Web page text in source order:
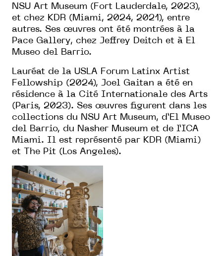
NSU Art Museum (Fort Lauderdale, 2023),
et chez KDR (Miami, 2024, 2021), entre
autres. Ses œuvres ont été montrées à la
Pace Gallery, chez Jeffrey Deitch et à El
Museo del Barrio.
Lauréat de la USLA Forum Latinx Artist
Fellowship (2024), Joel Gaitan a été en
résidence à la Cité Internationale des Arts
(Paris, 2023). Ses œuvres figurent dans les
collections du NSU Art Museum, d’El Museo
del Barrio, du Nasher Museum et de l’ICA
Miami. Il est représenté par KDR (Miami)
et The Pit (Los Angeles).